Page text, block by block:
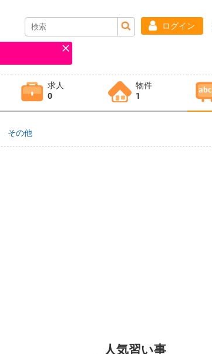
ログイン
求人
0
物件
1
その他
人気習い事